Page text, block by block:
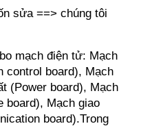
sửa ==> chúng tôi
mạch điện tử: Mạch
control board), Mạch
(Power board), Mạch
board), Mạch giao
board).Trong